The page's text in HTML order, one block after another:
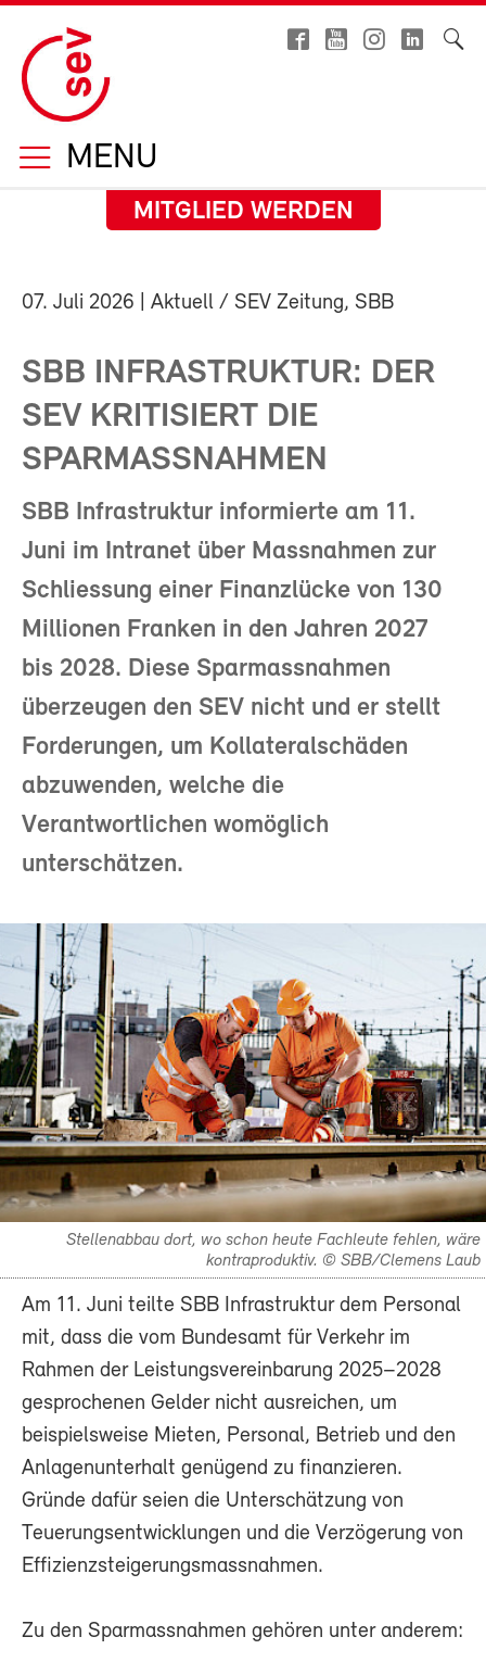
MENU
MITGLIED WERDEN
07. Juli 2026 | Aktuell / SEV Zeitung, SBB
SBB INFRASTRUKTUR: DER
SEV KRITISIERT DIE
SPARMASSNAHMEN
SBB Infrastruktur informierte am 11.
Juni im Intranet über Massnahmen zur
Schliessung einer Finanzlücke von 130
Millionen Franken in den Jahren 2027
bis 2028. Diese Sparmassnahmen
überzeugen den SEV nicht und er stellt
Forderungen, um Kollateralschäden
abzuwenden, welche die
Verantwortlichen womöglich
unterschätzen.
Stellenabbau dort, wo schon heute Fachleute fehlen, wäre
kontraproduktiv. © SBB/Clemens Laub
Am 11. Juni teilte SBB Infrastruktur dem Personal
mit, dass die vom Bundesamt für Verkehr im
Rahmen der Leistungsvereinbarung 2025–2028
gesprochenen Gelder nicht ausreichen, um
beispielsweise Mieten, Personal, Betrieb und den
Anlagenunterhalt genügend zu finanzieren.
Gründe dafür seien die Unterschätzung von
Teuerungsentwicklungen und die Verzögerung von
Effizienzsteigerungsmassnahmen.
Zu den Sparmassnahmen gehören unter anderem: